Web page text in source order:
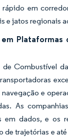
em
e jatos regionais
Plataformas
Combustível
e
As
em dados, e os
trajetórias e